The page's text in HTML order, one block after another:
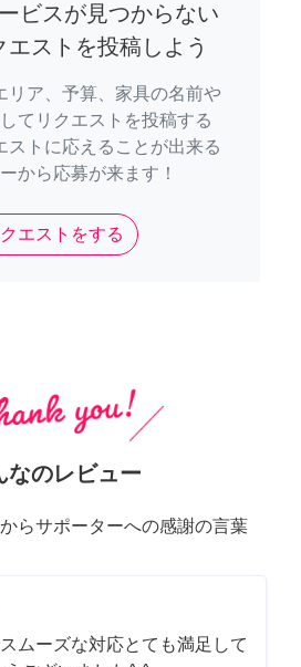
ビスが見つからない
エストを投稿しよう
リア、予算、家具の名前や
てリクエストを投稿する
ストに応えることが出来る
から応募が来ます！
エストをする
なのレビュー
らサポーターへの感謝の言葉
ムーズな対応とても満足して